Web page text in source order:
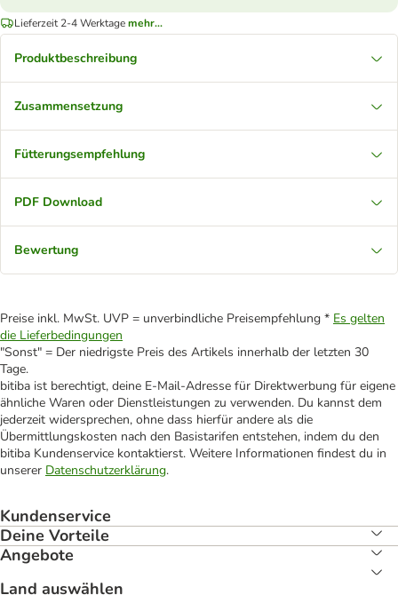
Lieferzeit 2-4 Werktagemehr...
Produktbeschreibung
Zusammensetzung
Fütterungsempfehlung
PDF Download
Bewertung
Preise inkl. MwSt. UVP = unverbindliche Preisempfehlung * Es gelten
die Lieferbedingungen
"Sonst" = Der niedrigste Preis des Artikels innerhalb der letzten 30
Tage.
bitiba ist berechtigt, deine E-Mail-Adresse für Direktwerbung für eigene
ähnliche Waren oder Dienstleistungen zu verwenden. Du kannst dem
jederzeit widersprechen, ohne dass hierfür andere als die
Übermittlungskosten nach den Basistarifen entstehen, indem du den
bitiba Kundenservice kontaktierst. Weitere Informationen findest du in
unserer Datenschutzerklärung.
Kundenservice
Deine Vorteile
Angebote
Land auswählen